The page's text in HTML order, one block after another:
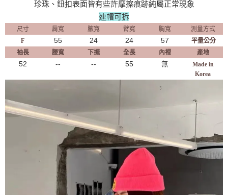
珍珠、鈕扣表面皆有些許摩擦痕跡純屬正常現象
連帽可拆
尺寸 肩寬 腋寬 臂寬 胸寬
測量方式
F
55 24 24 57
平量公分
袖長
腰寬 下擺 全長 內裡 產地
52 -- -- 55 無
Made in
Korea